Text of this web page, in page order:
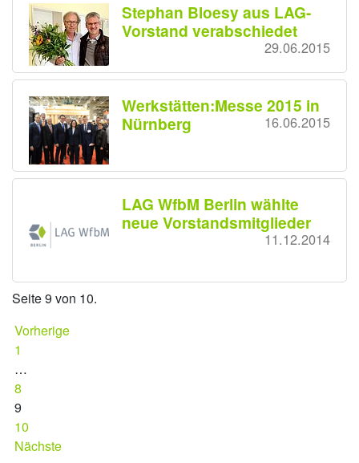
Stephan Bloesy aus LAG-
Vorstand verabschiedet
29.06.2015
Werkstätten:Messe 2015 in
Nürnberg
16.06.2015
LAG WfbM Berlin wählte
neue Vorstandsmitglieder
11.12.2014
Seite 9 von 10.
Vorherige
1
…
8
9
10
Nächste